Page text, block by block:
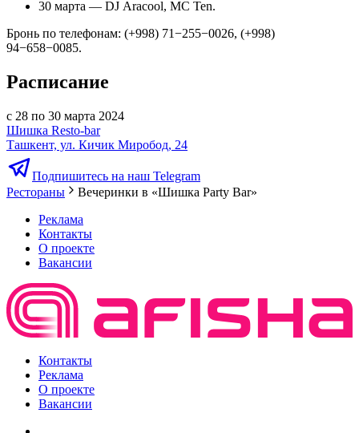
30 марта — DJ Aracool, MC Ten.
Бронь по телефонам: (+998) 71−255−0026, (+998)
94−658−0085.
Расписание
с 28 по 30 марта 2024
Шишка Resto-bar
Ташкент, ул. Кичик Миробод, 24
Подпишитесь на наш Telegram
Рестораны
Вечеринки в «Шишка Party Bar»
Реклама
Контакты
О проекте
Вакансии
Контакты
Реклама
О проекте
Вакансии